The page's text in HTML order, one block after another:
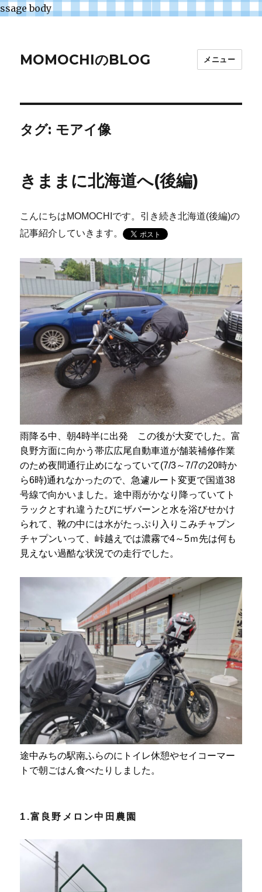
ssage body
MOMOCHIのBLOG メニュー
タグ: モアイ像
きままに北海道へ(後編)
こんにちはMOMOCHIです。引き続き北海道(後編)の
記事紹介していきます。
雨降る中、朝4時半に出発 この後が大変でした。富
良野方面に向かう帯広広尾自動車道が舗装補修作業
のため夜間通行止めになっていて(7/3～7/7の20時か
ら6時)通れなかったので、急遽ルート変更で国道38
号線で向かいました。途中雨がかなり降っていてト
ラックとすれ違うたびにザバーンと水を浴びせかけ
られて、靴の中には水がたっぷり入りこみチャプン
チャプンいって、峠越えでは濃霧で4～5ｍ先は何も
見えない過酷な状況での走行でした。
途中みちの駅南ふらのにトイレ休憩やセイコーマー
トで朝ごはん食べたりしました。
1.富良野メロン中田農園